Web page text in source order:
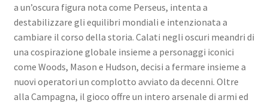
a un’oscura figura nota come Perseus, intenta a
destabilizzare gli equilibri mondiali e intenzionata a
cambiare il corso della storia. Calati negli oscuri meandri di
una cospirazione globale insieme a personaggi iconici
come Woods, Mason e Hudson, decisi a fermare insieme a
nuovi operatori un complotto avviato da decenni. Oltre
alla Campagna, il gioco offre un intero arsenale di armi ed